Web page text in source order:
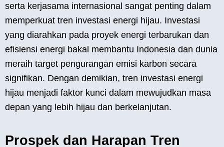
serta kerjasama internasional sangat penting dalam
memperkuat tren investasi energi hijau. Investasi
yang diarahkan pada proyek energi terbarukan dan
efisiensi energi bakal membantu Indonesia dan dunia
meraih target pengurangan emisi karbon secara
signifikan. Dengan demikian, tren investasi energi
hijau menjadi faktor kunci dalam mewujudkan masa
depan yang lebih hijau dan berkelanjutan.
Prospek dan Harapan Tren